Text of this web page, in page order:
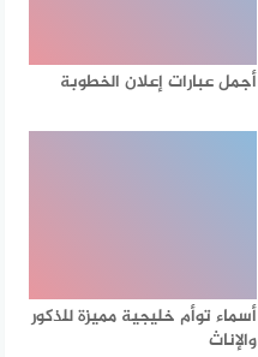
أجمل عبارات إعلان الخطوبة
أسماء توأم خليجية مميزة للذكور
والإناث